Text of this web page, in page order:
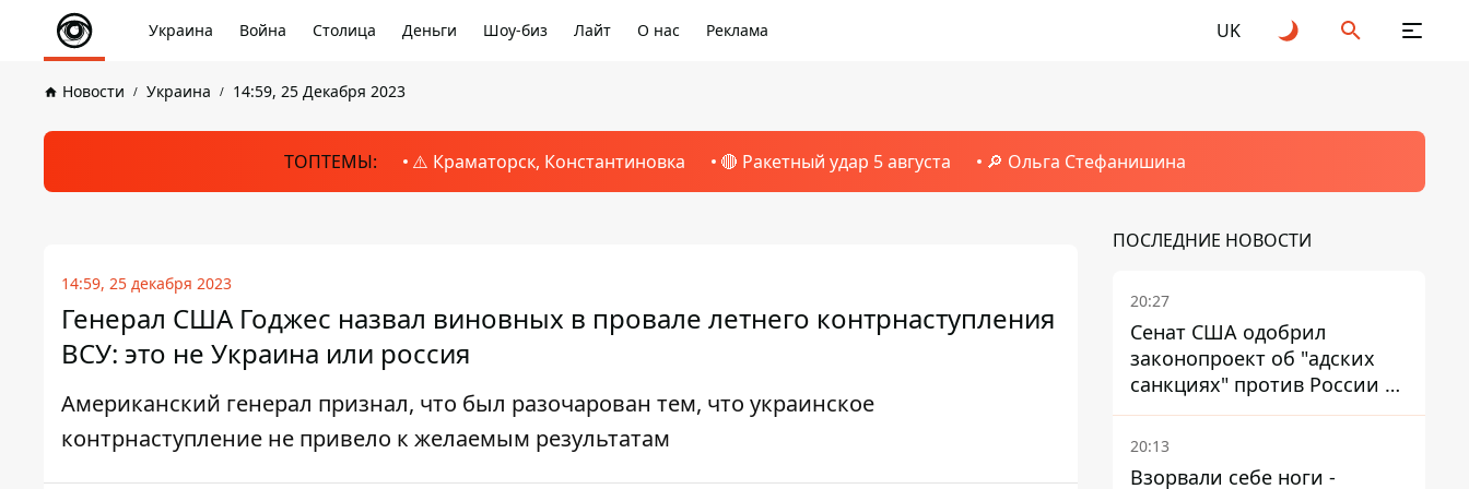
Украина Война Столица Деньги Шоу-биз Лайт О нас Реклама UK
Новости Украина 14:59, 25 Декабря 2023
ТОПТЕМЫ: ⚠️ Краматорск, Константиновка 🔴 Ракетный удар 5 августа 🔎 Ольга Стефанишина
14:59, 25 декабря 2023
Генерал США Годжес назвал виновных в провале летнего контрнаступления
ВСУ: это не Украина или россия
Американский генерал признал, что был разочарован тем, что украинское
контрнаступление не привело к желаемым результатам
ПОСЛЕДНИЕ НОВОСТИ
20:27
Сенат США одобрил
законопроект об "адских
санкциях" против России и
Ирана
20:13
Взорвали себе ноги -